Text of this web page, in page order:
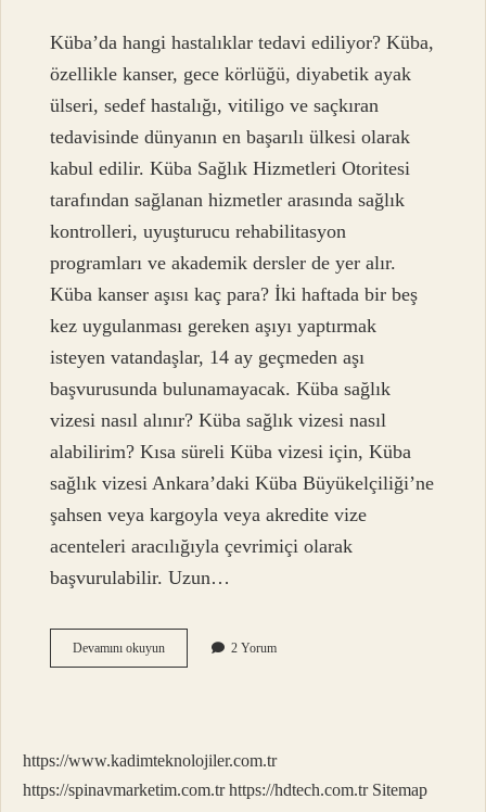
Küba’da hangi hastalıklar tedavi ediliyor? Küba,
özellikle kanser, gece körlüğü, diyabetik ayak
ülseri, sedef hastalığı, vitiligo ve saçkıran
tedavisinde dünyanın en başarılı ülkesi olarak
kabul edilir. Küba Sağlık Hizmetleri Otoritesi
tarafından sağlanan hizmetler arasında sağlık
kontrolleri, uyuşturucu rehabilitasyon
programları ve akademik dersler de yer alır.
Küba kanser aşısı kaç para? İki haftada bir beş
kez uygulanması gereken aşıyı yaptırmak
isteyen vatandaşlar, 14 ay geçmeden aşı
başvurusunda bulunamayacak. Küba sağlık
vizesi nasıl alınır? Küba sağlık vizesi nasıl
alabilirim? Kısa süreli Küba vizesi için, Küba
sağlık vizesi Ankara’daki Küba Büyükelçiliği’ne
şahsen veya kargoyla veya akredite vize
acenteleri aracılığıyla çevrimiçi olarak
başvurulabilir. Uzun…
Devamını okuyunKübaya
Sağlık
2 Yorum
https://www.kadimteknolojiler.com.tr
https://spinavmarketim.com.tr https://hdtech.com.tr Sitemap